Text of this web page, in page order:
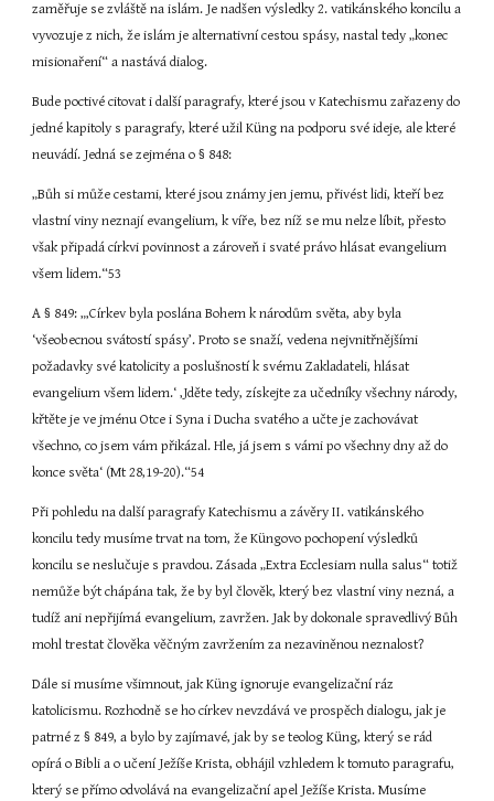
zaměřuje se zvláště na islám. Je nadšen výsledky 2. vatikánského koncilu a
vyvozuje z nich, že islám je alternativní cestou spásy, nastal tedy „konec
misionaření“ a nastává dialog.
Bude poctivé citovat i další paragrafy, které jsou v Katechismu zařazeny do
jedné kapitoly s paragrafy, které užil Küng na podporu své ideje, ale které
neuvádí. Jedná se zejména o § 848:
„Bůh si může cestami, které jsou známy jen jemu, přivést lidi, kteří bez
vlastní viny neznají evangelium, k víře, bez níž se mu nelze líbit, přesto
však připadá církvi povinnost a zároveň i svaté právo hlásat evangelium
všem lidem.“53
A § 849: „‚Církev byla poslána Bohem k národům světa, aby byla
‘všeobecnou svátostí spásy’. Proto se snaží, vedena nejvnitřnějšími
požadavky své katolicity a poslušností k svému Zakladateli, hlásat
evangelium všem lidem.‘ ‚Jděte tedy, získejte za učedníky všechny národy,
křtěte je ve jménu Otce i Syna i Ducha svatého a učte je zachovávat
všechno, co jsem vám přikázal. Hle, já jsem s vámi po všechny dny až do
konce světa‘ (Mt 28,19-20).“54
Při pohledu na další paragrafy Katechismu a závěry II. vatikánského
koncilu tedy musíme trvat na tom, že Küngovo pochopení výsledků
koncilu se neslučuje s pravdou. Zásada „Extra Ecclesiam nulla salus“ totiž
nemůže být chápána tak, že by byl člověk, který bez vlastní viny nezná, a
tudíž ani nepřijímá evangelium, zavržen. Jak by dokonale spravedlivý Bůh
mohl trestat člověka věčným zavržením za nezaviněnou neznalost?
Dále si musíme všimnout, jak Küng ignoruje evangelizační ráz
katolicismu. Rozhodně se ho církev nevzdává ve prospěch dialogu, jak je
patrné z § 849, a bylo by zajímavé, jak by se teolog Küng, který se rád
opírá o Bibli a o učení Ježíše Krista, obhájil vzhledem k tomuto paragrafu,
který se přímo odvolává na evangelizační apel Ježíše Krista. Musíme